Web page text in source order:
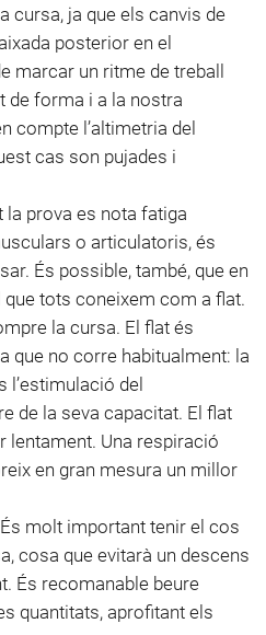
cursa, ja que els canvis de
posterior en el
marcar un ritme de treball
de forma i a la nostra
compte l’altimetria del
cas son pujades i
la prova es nota fatiga
o articulatoris, és
És possible, també, que en
que tots coneixem com a flat.
la cursa. El flat és
que no corre habitualment: la
l’estimulació del
de la seva capacitat. El flat
lentament. Una respiració
en gran mesura un millor
molt important tenir el cos
cosa que evitarà un descens
És recomanable beure
quantitats, aprofitant els